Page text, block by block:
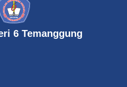
6 Temanggung